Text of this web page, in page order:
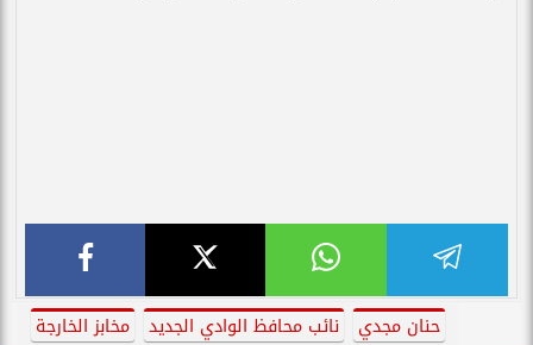
حنان مجدي نائب محافظ الوادي الجديد مخابز الخارجة